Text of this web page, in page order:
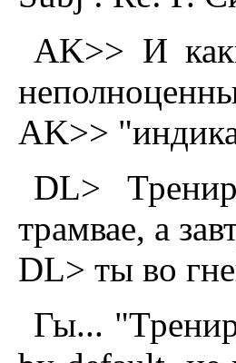
AK>> И
AK>>
DL>
трамвае, а
DL> ты во
Гы...